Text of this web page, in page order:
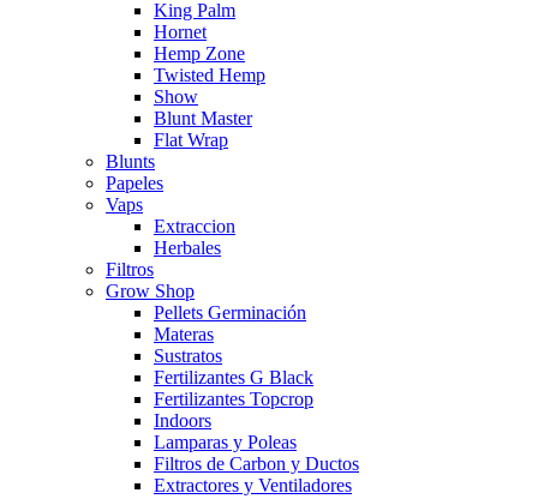
King Palm
Hornet
Hemp Zone
Twisted Hemp
Show
Blunt Master
Flat Wrap
Blunts
Papeles
Vaps
Extraccion
Herbales
Filtros
Grow Shop
Pellets Germinación
Materas
Sustratos
Fertilizantes G Black
Fertilizantes Topcrop
Indoors
Lamparas y Poleas
Filtros de Carbon y Ductos
Extractores y Ventiladores